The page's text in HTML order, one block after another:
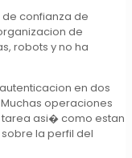
confianza de
de
robots y no ha
en dos
operaciones
asi� como estan
la perfil del